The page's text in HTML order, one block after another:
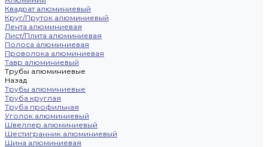
Квадрат алюминиевый
Круг/Пруток алюминиевый
Лента алюминиевая
Лист/Плита алюминиевая
Полоса алюминиевая
Проволока алюминиевая
Тавр алюминиевый
Трубы алюминиевые
Назад
Трубы алюминиевые
Труба круглая
Труба профильная
Уголок алюминиевый
Швеллер алюминиевый
Шестигранник алюминиевый
Шина алюминиевая